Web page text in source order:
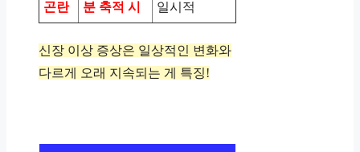
곤란
분 축적 시
일시적
신장 이상 증상은 일상적인 변화와
다르게 오래 지속되는 게 특징!